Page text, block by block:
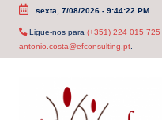
Skip
sexta, 7/08/2026- 9:44:22 PM
Ligue-nos para (+351) 224 015 725
antonio.costa@efconsulting.pt.